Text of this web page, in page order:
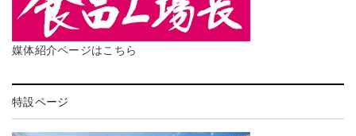
媒体紹介ページはこちら
特設ページ